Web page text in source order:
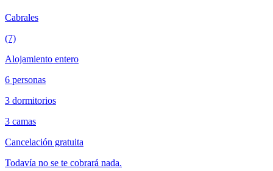
Cabrales
(7)
Alojamiento entero
6 personas
3 dormitorios
3 camas
Cancelación gratuita
Todavía no se te cobrará nada.